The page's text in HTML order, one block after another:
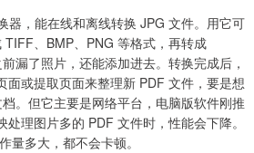
器，能在线和离线转换 JPG 文件。用它可
、BMP、PNG 等格式，再转成
漏了照片，还能添加进去。转换完成后，
面或提取页面来整理新 PDF 文件，要是想
。但它主要是网络平台，电脑版软件刚推
理图片多的 PDF 文件时，性能会下降。
量多大，都不会卡顿。